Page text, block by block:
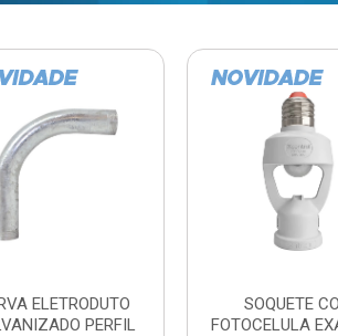
BARRA ROSCADA
ZINCADA (D) 5/16”X1MT
JOMARCA